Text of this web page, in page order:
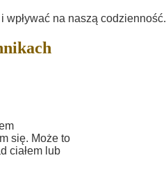
na naszą codzienność.
się. Może to
ciałem lub